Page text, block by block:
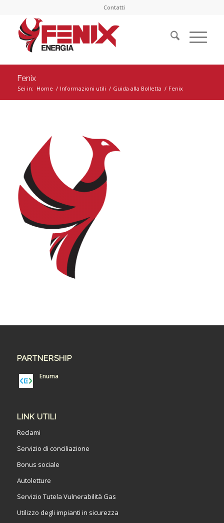
Contatti
Fenix
Sei in: Home / Informazioni utili / Guida alla Bolletta / Fenix
PARTNERSHIP
Enuma
LINK UTILI
Reclami
Servizio di conciliazione
Bonus sociale
Autoletture
Servizio Tutela Vulnerabilità Gas
Utilizzo degli impianti in sicurezza